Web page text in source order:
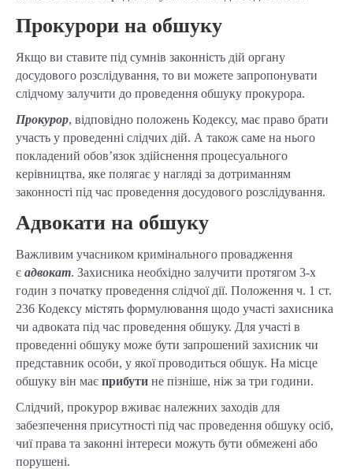
Прокурори на обшуку
Якщо ви ставите під сумнів законність дій органу
досудового розслідування, то ви можете запропонувати
слідчому залучити до проведення обшуку прокурора.
Прокурор, відповідно положень Кодексу, має право брати
участь у проведенні слідчих дій. А також саме на нього
покладений обов’язок здійснення процесуального
керівництва, яке полягає у нагляді за дотриманням
законності під час проведення досудового розслідування.
Адвокати на обшуку
Важливим учасником кримінального провадження
є адвокат. Захисника необхідно залучити протягом 3-х
годин з початку проведення слідчої дії. Положення ч. 1 ст.
236 Кодексу містять формулювання щодо участі захисника
чи адвоката під час проведення обшуку. Для участі в
проведенні обшуку може бути запрошений захисник чи
представник особи, у якої проводиться обшук. На місце
обшуку він має прибути не пізніше, ніж за три години.
Слідчий, прокурор вживає належних заходів для
забезпечення присутності під час проведення обшуку осіб,
чиї права та законні інтереси можуть бути обмежені або
порушені.